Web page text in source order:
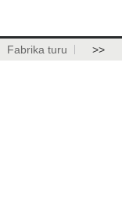
Fabrika turu >>